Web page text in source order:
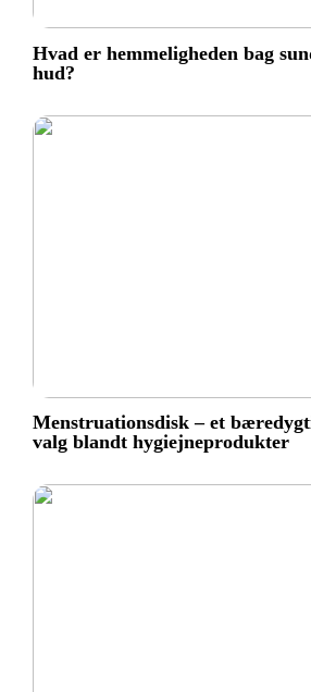
Hvad er hemmeligheden bag
hud?
Menstruationsdisk – et
valg blandt hygiejneprodukter